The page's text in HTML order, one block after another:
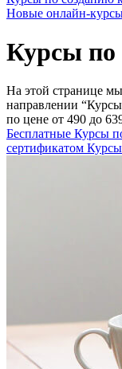
Новые
Курсы по
На этой странице
направлении
по цене от 490 до
Бесплатные Курсы
сертификатом